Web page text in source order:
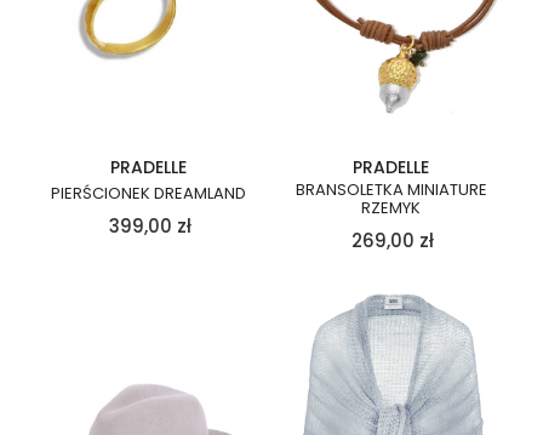
PRADELLE
PIERŚCIONEK DREAMLAND
399,00 zł
PRADELLE
BRANSOLETKA MINIATURE
RZEMYK
269,00 zł